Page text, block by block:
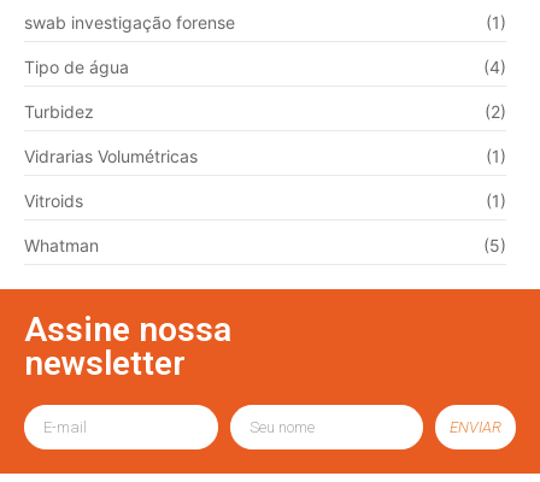
swab investigação forense (1)
Tipo de água (4)
Turbidez (2)
Vidrarias Volumétricas (1)
Vitroids (1)
Whatman (5)
Assine nossa
newsletter
ENVIAR